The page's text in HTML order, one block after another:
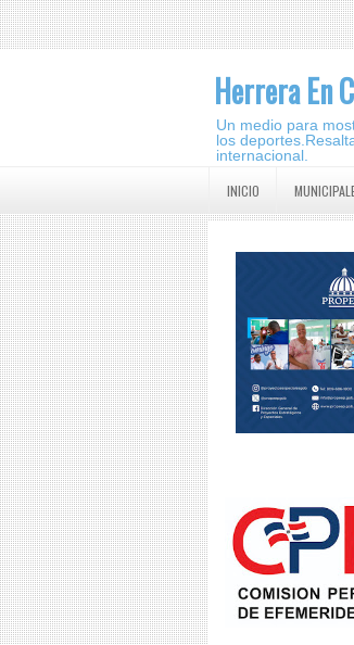
Herrera En
Un medio para
los
internacional.
INICIO